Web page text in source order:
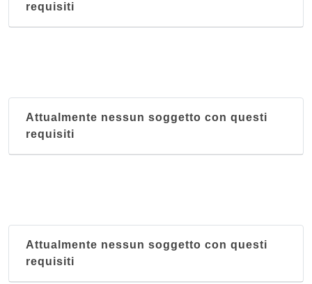
requisiti
Attualmente nessun soggetto con questi
requisiti
Attualmente nessun soggetto con questi
requisiti